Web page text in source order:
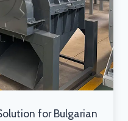
for Bulgarian